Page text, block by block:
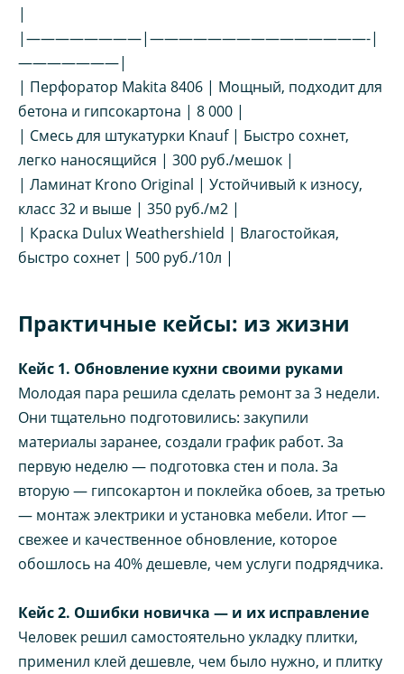
|
|————————|———————————————-|
———————|
| Перфоратор Makita 8406 | Мощный, подходит для
бетона и гипсокартона | 8 000 |
| Смесь для штукатурки Knauf | Быстро сохнет,
легко наносящийся | 300 руб./мешок |
| Ламинат Krono Original | Устойчивый к износу,
класс 32 и выше | 350 руб./м2 |
| Краска Dulux Weathershield | Влагостойкая,
быстро сохнет | 500 руб./10л |
Практичные кейсы: из жизни
Кейс 1. Обновление кухни своими руками
Молодая пара решила сделать ремонт за 3 недели.
Они тщательно подготовились: закупили
материалы заранее, создали график работ. За
первую неделю — подготовка стен и пола. За
вторую — гипсокартон и поклейка обоев, за третью
— монтаж электрики и установка мебели. Итог —
свежее и качественное обновление, которое
обошлось на 40% дешевле, чем услуги подрядчика.
Кейс 2. Ошибки новичка — и их исправление
Человек решил самостоятельно укладку плитки,
применил клей дешевле, чем было нужно, и плитку